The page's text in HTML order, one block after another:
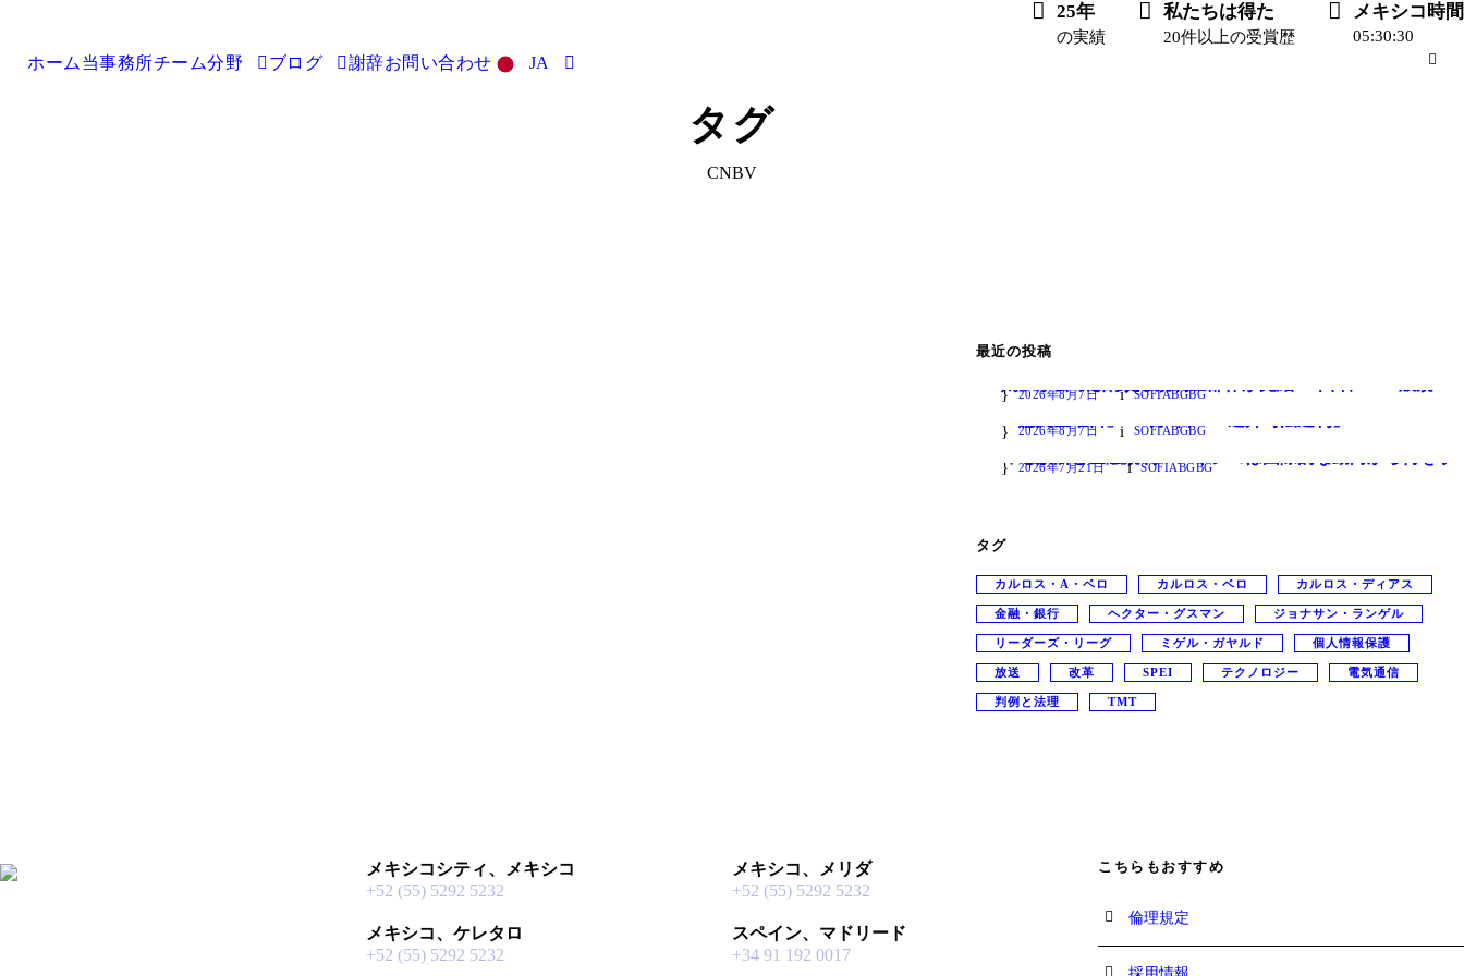
25年
の実績
私たちは得た
20件以上の受賞歴
メキシコ時間
05:30:30
ホーム 当事務所チーム分野 ブログ 謝辞お問い合わせ JA
タグ
CNBV
最近の投稿
2026年8月7日 SOFIABGBG
2026年8月7日 SOFIABGBG
2026年7月21日 SOFIABGBG
タグ
カルロス・A・ベロ カルロス・ベロ カルロス・ディアス
金融・銀行 ヘクター・グスマン ジョナサン・ランゲル
リーダーズ・リーグ ミゲル・ガヤルド 個人情報保護
放送 改革 SPEI テクノロジー 電気通信
判例と法理 TMT
メキシコシティ、メキシコ
+52 (55) 5292 5232
メキシコ、ケレタロ
+52 (55) 5292 5232
メキシコ、メリダ
+52 (55) 5292 5232
スペイン、マドリード
+34 91 192 0017
こちらもおすすめ
倫理規定